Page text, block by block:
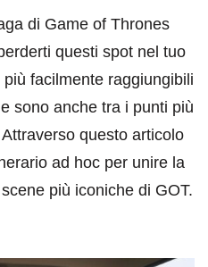
di Game of Thrones
questi spot nel tuo
facilmente raggiungibili
sono anche tra i punti più
questo articolo
ad hoc per unire la
più iconiche di GOT.